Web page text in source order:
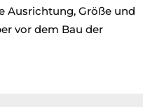
Ausrichtung, Größe und
vor dem Bau der